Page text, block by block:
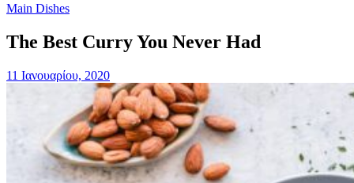
Main Dishes
The Best Curry You Never Had
11 Ιανουαρίου, 2020